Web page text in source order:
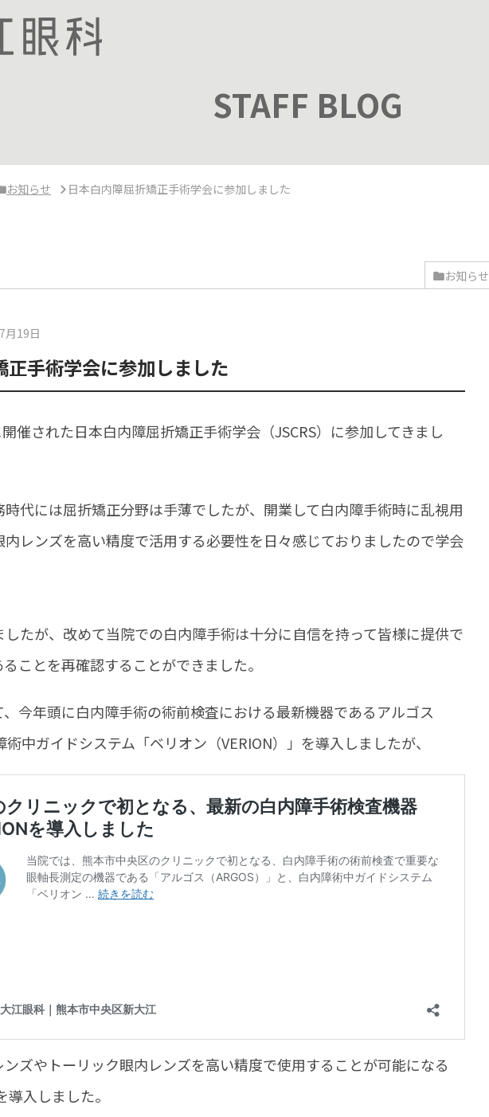
STAFF BLOG
お知らせ 日本白内障屈折矯正手術学会に参加しました
お知らせ
月19日
正手術学会に参加しました
催された日本白内障屈折矯正手術学会（JSCRS）に参加してきまし
代には屈折矯正分野は手薄でしたが、開業して白内障手術時に乱視用
レンズを高い精度で活用する必要性を日々感じておりましたので学会
たが、改めて当院での白内障手術は十分に自信を持って皆様に提供で
ことを再確認することができました。
今年頭に白内障手術の術前検査における最新機器であるアルゴス
術中ガイドシステム「ベリオン（VERION）」を導入しましたが、
ズやトーリック眼内レンズを高い精度で使用することが可能になる
導入しました。